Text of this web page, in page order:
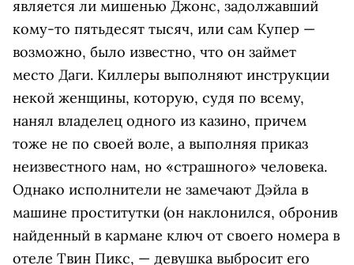
является ли мишенью Джонс, задолжавший
кому-то пятьдесят тысяч, или сам Купер —
возможно, было известно, что он займет
место Даги. Киллеры выполняют инструкции
некой женщины, которую, судя по всему,
нанял владелец одного из казино, причем
тоже не по своей воле, а выполняя приказ
неизвестного нам, но «страшного» человека.
Однако исполнители не замечают Дэйла в
машине проститутки (он наклонился, обронив
найденный в кармане ключ от своего номера в
отеле Твин Пикс, — девушка выбросит его